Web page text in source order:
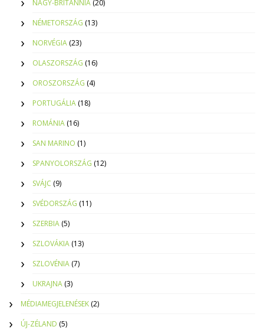
NAGY-BRITANNIA (20)
NÉMETORSZÁG (13)
NORVÉGIA (23)
OLASZORSZÁG (16)
OROSZORSZÁG (4)
PORTUGÁLIA (18)
ROMÁNIA (16)
SAN MARINO (1)
SPANYOLORSZÁG (12)
SVÁJC (9)
SVÉDORSZÁG (11)
SZERBIA (5)
SZLOVÁKIA (13)
SZLOVÉNIA (7)
UKRAJNA (3)
MÉDIAMEGJELENÉSEK (2)
ÚJ-ZÉLAND (5)